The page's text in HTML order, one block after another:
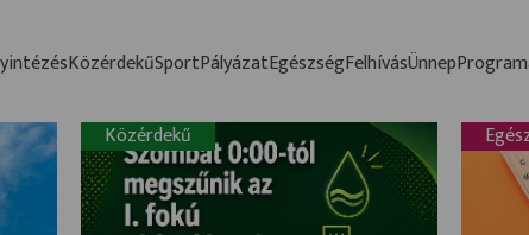
KözérdekűSportPályázatEgészségFelhívásÜnnep
Közérdekű